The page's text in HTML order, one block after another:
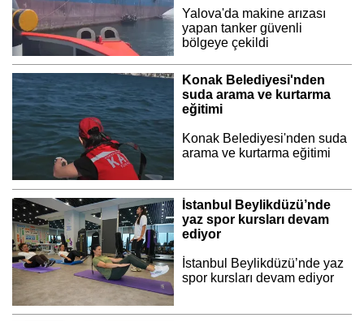
Yalova'da makine arızası
yapan tanker güvenli
bölgeye çekildi
Konak Belediyesi'nden
suda arama ve kurtarma
eğitimi
Konak Belediyesi'nden suda
arama ve kurtarma eğitimi
İstanbul Beylikdüzü’nde
yaz spor kursları devam
ediyor
İstanbul Beylikdüzü’nde yaz
spor kursları devam ediyor